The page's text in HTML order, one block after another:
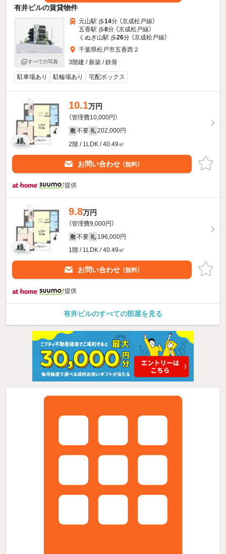
有井ビルの賃貸物件
すべての写真
元山駅 歩14分 （京成松戸線）
五香駅 歩8分 （京成松戸線）
くぬぎ山駅 歩26分 （京成松戸線）
千葉県松戸市五香西２
3階建 / 新築 / 鉄骨
駐車場あり 駐輪場あり 宅配ボックス
10.1万円
（管理費10,000円）
敷 不要 礼 202,000円
2階 / 1LDK / 40.49㎡
お問い合わせ （無料）
提供
9.8万円
（管理費9,000円）
敷 不要 礼 196,000円
1階 / 1LDK / 40.49㎡
お問い合わせ （無料）
提供
有井ビルのすべての部屋を見る